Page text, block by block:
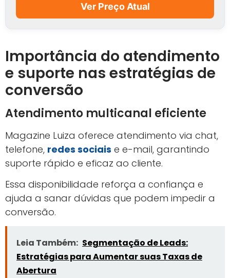
Ver Preço Atual
Importância do atendimento
e suporte nas estratégias de
conversão
Atendimento multicanal eficiente
Magazine Luiza oferece atendimento via chat,
telefone, redes sociais e e-mail, garantindo
suporte rápido e eficaz ao cliente.
Essa disponibilidade reforça a confiança e
ajuda a sanar dúvidas que podem impedir a
conversão.
Leia Também: Segmentação de Leads:
Estratégias para Aumentar suas Taxas de
Abertura